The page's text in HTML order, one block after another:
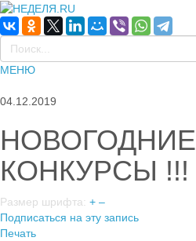
МЕНЮ
04.12.2019
НОВОГОДНИЕ
КОНКУРСЫ !!!
Размер шрифта: + –
Подписаться на эту запись
Печать